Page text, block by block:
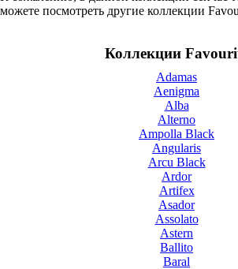
можете посмотреть другие коллекции
Коллекции
Adamas
Aenigma
Alba
Alterno
Ampolla Black
Angularis
Arcu Black
Ardor
Artifex
Asador
Assolato
Astern
Ballito
Baral